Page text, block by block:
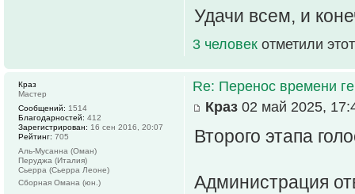
Удачи всем, и
3 человек отметили
Re: Перенос времени
Краз 02 май 2025,
Второго этапа
Администрация
Краз
Мастер
Сообщений: 1514
Благодарностей: 412
Зарегистрирован: 16 сен 2016, 20:07
Рейтинг: 705
Аль-Мусанна (Оман)
Перуджа (Италия)
Сьерра (Сьерра Леоне)
Сборная Омана (юн.)